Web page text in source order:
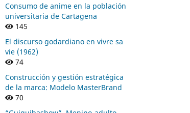
Consumo de anime en la población
universitaria de Cartagena
145
El discurso godardiano en vivre sa
vie (1962)
74
Construcción y gestión estratégica
de la marca: Modelo MasterBrand
70